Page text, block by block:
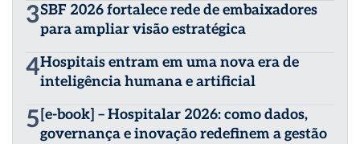
3SBF 2026 fortalece rede de embaixadores
para ampliar visão estratégica
4Hospitais entram em uma nova era de
inteligência humana e artificial
5 [e-book] – Hospitalar 2026: como dados,
governança e inovação redefinem a gestão